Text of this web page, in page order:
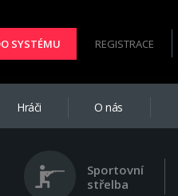
SYSTÉMU REGISTRACE
Hráči O nás
Sportovní
střelba